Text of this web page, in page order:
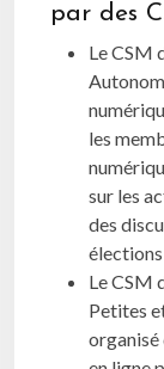
par des
Le CSM
les
sur les
des
Le CSM
Petites
organisé